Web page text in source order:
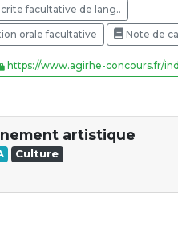
facultative de lang..
orale facultative Note de
https://www.agirhe-concours.fr/
artistique
Culture